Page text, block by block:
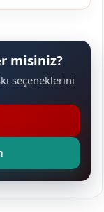
misiniz?
seçeneklerini